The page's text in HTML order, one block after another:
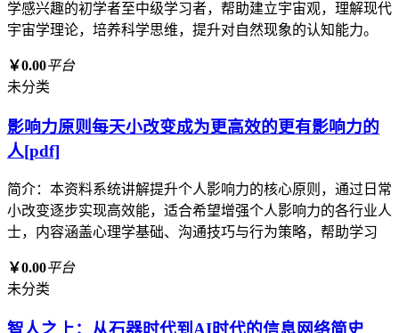
学感兴趣的初学者至中级学习者，帮助建立宇宙观，理解现代
宇宙学理论，培养科学思维，提升对自然现象的认知能力。
￥0.00平台
未分类
影响力原则每天小改变成为更高效的更有影响力的
人[pdf]
简介：本资料系统讲解提升个人影响力的核心原则，通过日常
小改变逐步实现高效能，适合希望增强个人影响力的各行业人
士，内容涵盖心理学基础、沟通技巧与行为策略，帮助学习
￥0.00平台
未分类
智人之上：从石器时代到AI时代的信息网络简史